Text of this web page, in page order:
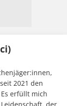
2021 den
erfüllt mich
der